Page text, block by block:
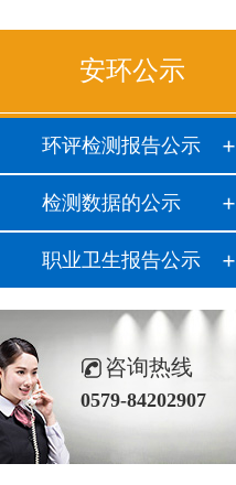
安环公示
环评检测报告公示
检测数据的公示
职业卫生报告公示
咨询热线
0579-84202907